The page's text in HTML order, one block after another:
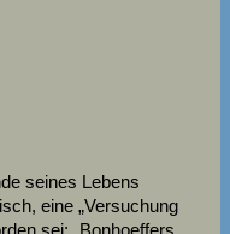
seines Lebens
eine „Versuchung
sei: „Bonhoeffers